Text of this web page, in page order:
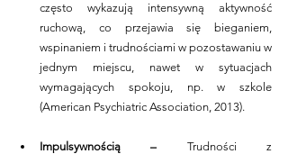
często wykazują intensywną aktywność
ruchową, co przejawia się bieganiem,
wspinaniem i trudnościami w pozostawaniu w
jednym miejscu, nawet w sytuacjach
wymagających spokoju, np. w szkole
(American Psychiatric Association, 2013).
Impulsywnością – Trudności z